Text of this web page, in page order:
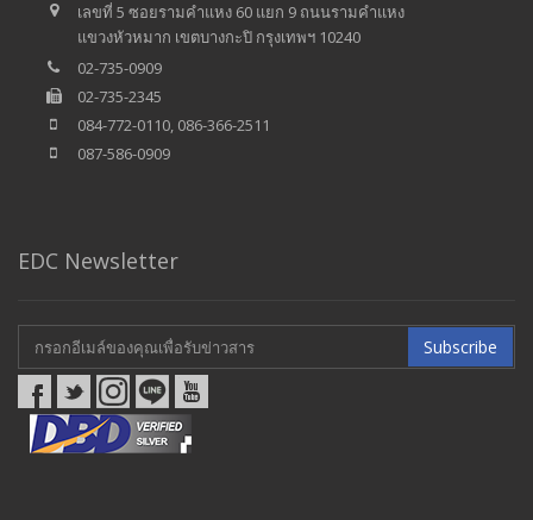
เลขที่ 5 ซอยรามคำแหง 60 แยก 9 ถนนรามคำแหง
แขวงหัวหมาก เขตบางกะปิ กรุงเทพฯ 10240
02-735-0909
02-735-2345
084-772-0110, 086-366-2511
087-586-0909
EDC Newsletter
Subscribe